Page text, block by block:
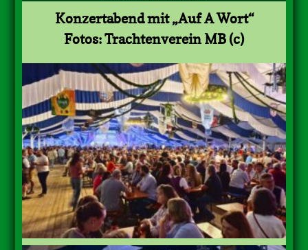
Konzertabend mit „Auf A Wort“
Fotos: Trachtenverein MB (c)